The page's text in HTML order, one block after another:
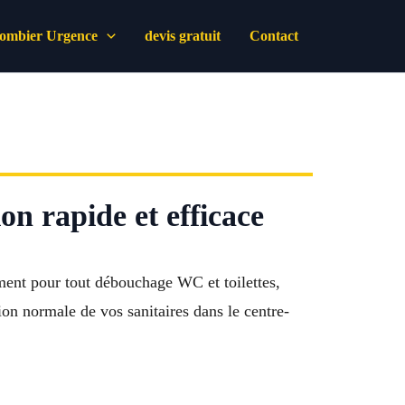
Urgence devis gratuit Contact
rapide et efficace
pour tout débouchage WC et toilettes,
normale de vos sanitaires dans le centre-